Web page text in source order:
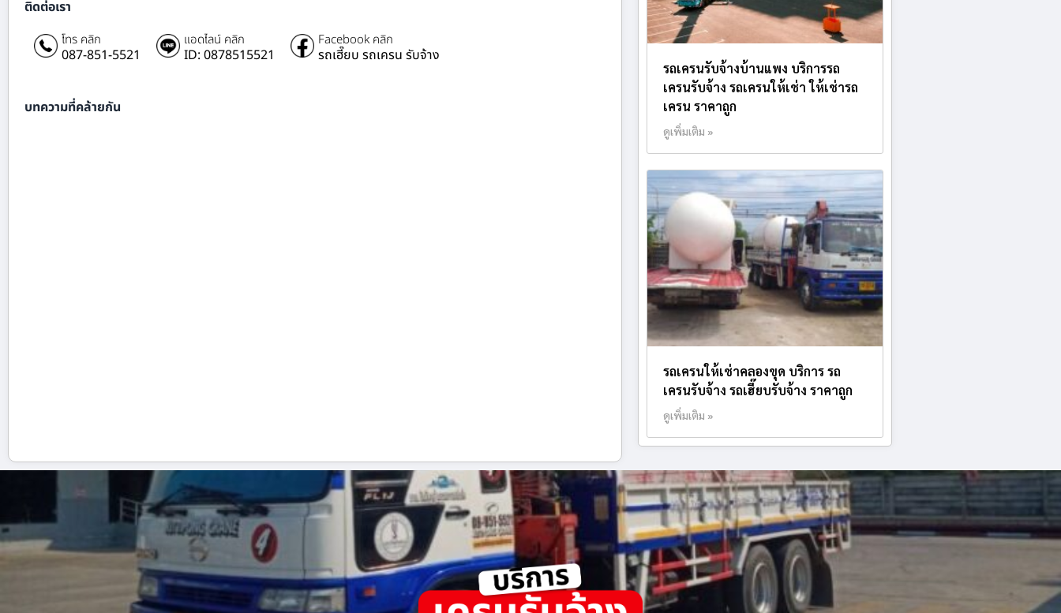
ติดต่อเรา
โทร คลิก
087-851-5521
แอดไลน์ คลิก
ID: 0878515521
Facebook คลิก
รถเฮี๊ยบ รถเครน รับจ้าง
บทความที่คล้ายกัน
รถเครนรับจ้างบ้านแพง บริการรถ
เครนรับจ้าง รถเครนให้เช่า ให้เช่ารถ
เครน ราคาถูก
ดูเพิ่มเติม »
รถเครนให้เช่าคลองขุด บริการ รถ
เครนรับจ้าง รถเฮี๊ยบรับจ้าง ราคาถูก
ดูเพิ่มเติม »